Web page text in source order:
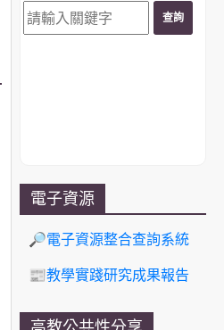
電子資源
🔎電子資源整合查詢系統
📰教學實踐研究成果報告